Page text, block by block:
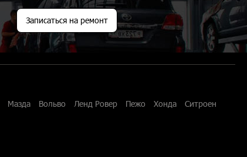
Записаться на ремонт
Мазда Вольво Ленд Ровер Пежо Хонда
Ситроен